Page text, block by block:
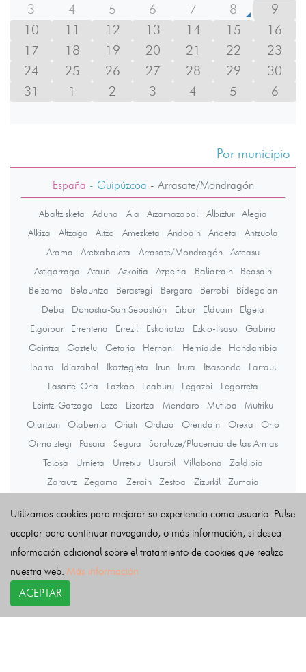
3
4 5 6 7 8
9
10
11 12 13 14 15
16
17
18 19 20 21 22
23
24
25 26 27 28 29
30
31
1 2 3 4 5 6
Por municipio
España - Guipúzcoa - Arrasate/Mondragón
Abaltzisketa Aduna Aia Aizarnazabal Albiztur
Alegia
Alkiza
Altzaga Altzo Amezketa Andoain Anoeta
Antzuola
Arama
Aretxabaleta Arrasate/Mondragón
Asteasu
Astigarraga
Ataun Azkoitia Azpeitia Baliarrain
Beasain
Beizama
Belauntza Berastegi Bergara Berrobi
Bidegoian
Deba
Donostia-San Sebastián Eibar Elduain
Elgeta
Elgoibar
Errenteria Errezil Eskoriatza Ezkio-Itsaso
Gabiria
Gaintza
Gaztelu Getaria Hernani Hernialde
Hondarribia
Ibarra
Idiazabal Ikaztegieta Irun Irura Itsasondo
Larraul
Lasarte-Oria
Lazkao Leaburu Legazpi
Legorreta
Leintz-Gatzaga
Lezo Lizartza Mendaro Mutiloa
Mutriku
Oiartzun
Olaberria Oñati Ordizia Orendain Orexa
Orio
Ormaiztegi
Pasaia Segura
Soraluze/Placencia de las Armas
Tolosa
Urnieta Urretxu Usurbil Villabona
Zaldibia
Zarautz
Zegama Zerain Zestoa Zizurkil
Zumaia
Últimas noticias
Utilizamos cookies para mejorar su experiencia como usuario. Pulse
aceptar para continuar navegando, o más información, si desea
información adicional sobre el tratamiento de cookies que realiza
nuestra web. Más información
ACEPTAR